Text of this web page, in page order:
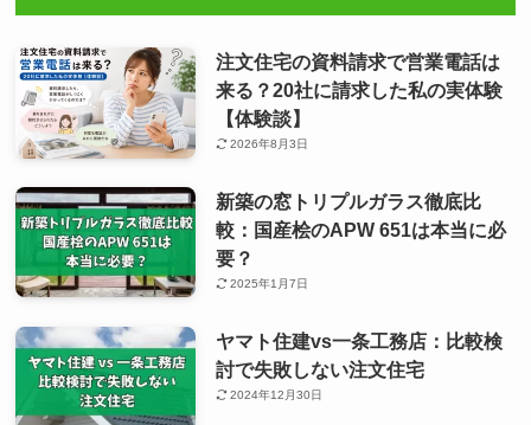
注文住宅の資料請求で営業電話は
来る？20社に請求した私の実体験
【体験談】
2026年8月3日
新築の窓トリプルガラス徹底比
較：国産桧のAPW 651は本当に必
要？
2025年1月7日
ヤマト住建vs一条工務店：比較検
討で失敗しない注文住宅
2024年12月30日